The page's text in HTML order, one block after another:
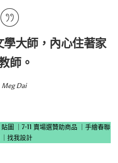
大師，內心住著家
師。
Meg Dai
圖 7-11 賣場選贊助商品
手繪春聯
找我設計